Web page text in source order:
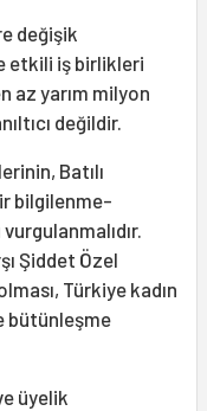
değişik
etkili iş birlikleri
az yarım milyon
değildir.
Batılı
bilgilenme-
Şiddet Özel
Türkiye kadın
bütünleşme
üyelik